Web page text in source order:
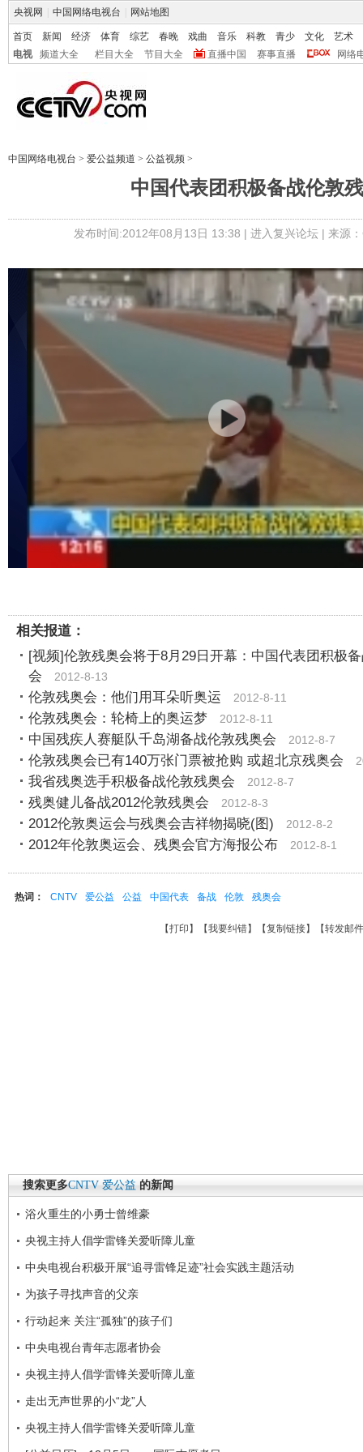
央视网 中国网络电视台 网站地图
首页 新闻 经济 体育 综艺 春晚 戏曲 音乐 科教 青少 文化
艺术
电视
频道大全 栏目大全 节目大全 直播中国 赛事直播 网络
中国网络电视台 > 爱公益频道 > 公益视频 >
中国代表团积极备战伦敦
发布时间:2012年08月13日 13:38 | 进入复兴论坛| 来源
相关报道：
[视频]伦敦残奥会将于8月29日开幕：中国代表团积极
会
2012-8-13
伦敦残奥会：他们用耳朵听奥运 2012-8-11
伦敦残奥会：轮椅上的奥运梦 2012-8-11
中国残疾人赛艇队千岛湖备战伦敦残奥会 2012-8-7
伦敦残奥会已有140万张门票被抢购 或超北京残奥会
我省残奥选手积极备战伦敦残奥会 2012-8-7
残奥健儿备战2012伦敦残奥会 2012-8-3
2012伦敦奥运会与残奥会吉祥物揭晓(图) 2012-8-2
2012年伦敦奥运会、残奥会官方海报公布 2012-8-1
热词： CNTV 爱公益 公益 中国代表 备战 伦敦 残奥会
【打印 】【我要纠错】【复制链接】【转发邮件
搜索更多CNTV 爱公益 的新闻
浴火重生的小勇士曾维豪
央视主持人倡学雷锋关爱听障儿童
中央电视台积极开展“追寻雷锋足迹”社会实践主题活动
为孩子寻找声音的父亲
行动起来 关注“孤独”的孩子们
中央电视台青年志愿者协会
央视主持人倡学雷锋关爱听障儿童
走出无声世界的小“龙”人
央视主持人倡学雷锋关爱听障儿童